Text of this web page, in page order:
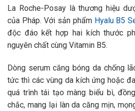
La Roche-Posay là thương hiệu
của Pháp. Với sản phẩm Hyalu B5
độc đáo kết hợp hai kích thước
nguyên chất cùng Vitamin B5.
Dòng serum căng bóng da chống
tức thì các vùng da kích ứng hoặc
quá trình tái tạo màng biểu bì,
chắc, mang lại làn da căng mịn,